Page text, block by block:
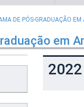
DE PÓS-GRADUAÇÃO
em
2022